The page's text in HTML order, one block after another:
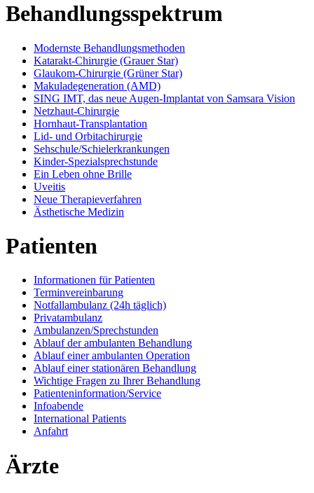
Behandlungsspektrum
Modernste Behandlungsmethoden
Katarakt-Chirurgie (Grauer Star)
Glaukom-Chirurgie (Grüner Star)
Makuladegeneration (AMD)
SING IMT, das neue Augen-Implantat von Samsara Vision
Netzhaut-Chirurgie
Hornhaut-Transplantation
Lid- und Orbitachirurgie
Sehschule/Schielerkrankungen
Kinder-Spezialsprechstunde
Ein Leben ohne Brille
Uveitis
Neue Therapieverfahren
Ästhetische Medizin
Patienten
Informationen für Patienten
Terminvereinbarung
Notfallambulanz (24h täglich)
Privatambulanz
Ambulanzen/Sprechstunden
Ablauf der ambulanten Behandlung
Ablauf einer ambulanten Operation
Ablauf einer stationären Behandlung
Wichtige Fragen zu Ihrer Behandlung
Patienteninformation/Service
Infoabende
International Patients
Anfahrt
Ärzte